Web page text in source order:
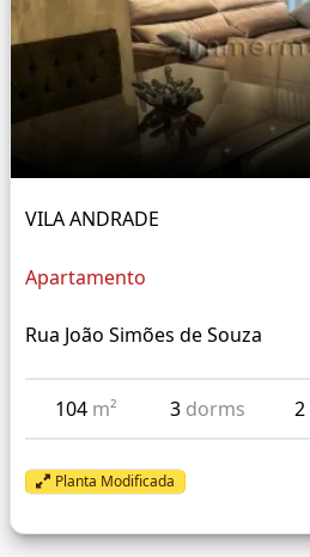
VILA ANDRADE
Apartamento
Rua João Simões de Souza
104 m² 3 dorms 2
Planta Modificada